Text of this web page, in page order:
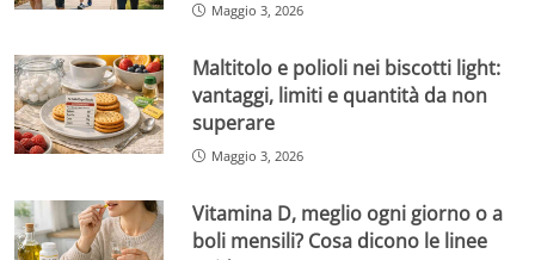
Maggio 3, 2026
Maltitolo e polioli nei biscotti light:
vantaggi, limiti e quantità da non
superare
Maggio 3, 2026
Vitamina D, meglio ogni giorno o a
boli mensili? Cosa dicono le linee